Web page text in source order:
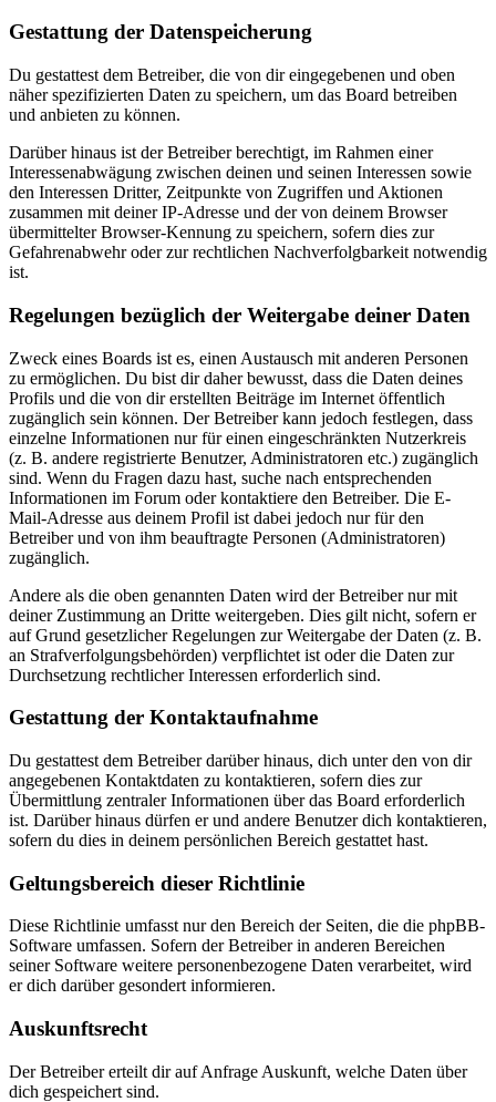
Gestattung der Datenspeicherung
Du gestattest dem Betreiber, die von dir eingegebenen und oben
näher spezifizierten Daten zu speichern, um das Board betreiben
und anbieten zu können.
Darüber hinaus ist der Betreiber berechtigt, im Rahmen einer
Interessenabwägung zwischen deinen und seinen Interessen sowie
den Interessen Dritter, Zeitpunkte von Zugriffen und Aktionen
zusammen mit deiner IP-Adresse und der von deinem Browser
übermittelter Browser-Kennung zu speichern, sofern dies zur
Gefahrenabwehr oder zur rechtlichen Nachverfolgbarkeit notwendig
ist.
Regelungen bezüglich der Weitergabe deiner Daten
Zweck eines Boards ist es, einen Austausch mit anderen Personen
zu ermöglichen. Du bist dir daher bewusst, dass die Daten deines
Profils und die von dir erstellten Beiträge im Internet öffentlich
zugänglich sein können. Der Betreiber kann jedoch festlegen, dass
einzelne Informationen nur für einen eingeschränkten Nutzerkreis
(z. B. andere registrierte Benutzer, Administratoren etc.) zugänglich
sind. Wenn du Fragen dazu hast, suche nach entsprechenden
Informationen im Forum oder kontaktiere den Betreiber. Die E-
Mail-Adresse aus deinem Profil ist dabei jedoch nur für den
Betreiber und von ihm beauftragte Personen (Administratoren)
zugänglich.
Andere als die oben genannten Daten wird der Betreiber nur mit
deiner Zustimmung an Dritte weitergeben. Dies gilt nicht, sofern er
auf Grund gesetzlicher Regelungen zur Weitergabe der Daten (z. B.
an Strafverfolgungsbehörden) verpflichtet ist oder die Daten zur
Durchsetzung rechtlicher Interessen erforderlich sind.
Gestattung der Kontaktaufnahme
Du gestattest dem Betreiber darüber hinaus, dich unter den von dir
angegebenen Kontaktdaten zu kontaktieren, sofern dies zur
Übermittlung zentraler Informationen über das Board erforderlich
ist. Darüber hinaus dürfen er und andere Benutzer dich kontaktieren,
sofern du dies in deinem persönlichen Bereich gestattet hast.
Geltungsbereich dieser Richtlinie
Diese Richtlinie umfasst nur den Bereich der Seiten, die die phpBB-
Software umfassen. Sofern der Betreiber in anderen Bereichen
seiner Software weitere personenbezogene Daten verarbeitet, wird
er dich darüber gesondert informieren.
Auskunftsrecht
Der Betreiber erteilt dir auf Anfrage Auskunft, welche Daten über
dich gespeichert sind.